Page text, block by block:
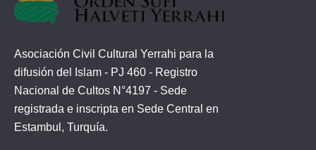
Asociación Civil Cultural Yerrahi para la
difusión del Islam - PJ 460 - Registro
Nacional de Cultos N°4197 - Sede
registrada e inscripta en Sede Central en
Estambul, Turquía.